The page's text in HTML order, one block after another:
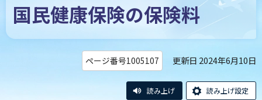
国民健康保険の保険料
ページ番号1005107 更新日 2024年6月10日
読み上げ 読み上げ設定